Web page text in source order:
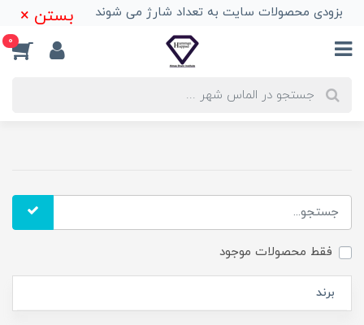
بزودی محصولات سایت به تعداد شارژ می شوند بستن ×
0
فقط محصولات موجود
برند